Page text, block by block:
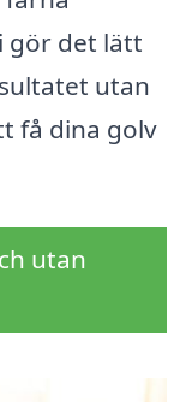
gör det lätt
utan
få dina golv
utan